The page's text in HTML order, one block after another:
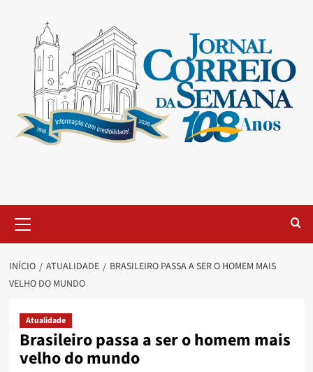
INÍCIO ATUALIDADE
BRASILEIRO PASSA A SER O HOMEM MAIS
VELHO DO MUNDO
Atualidade
Brasileiro passa a ser o homem mais
velho do mundo